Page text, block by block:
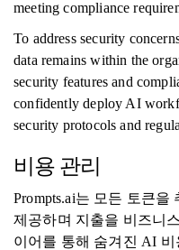
meeting compliance
To address security
data remains within the
security features and
confidently deploy AI
security protocols and
비용 관리
Prompts.ai는 모든 토큰
제공하며 지출을 비즈니
이어를 통해 숨겨진 AI